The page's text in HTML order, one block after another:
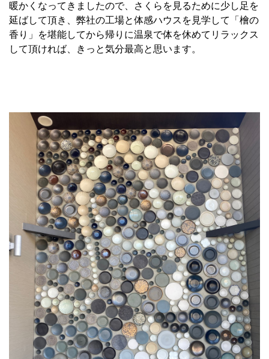
暖かくなってきましたので、さくらを見るために少し足を
延ばして頂き、弊社の工場と体感ハウスを見学して「檜の
香り」を堪能してから帰りに温泉で体を休めてリラックス
して頂ければ、きっと気分最高と思います。